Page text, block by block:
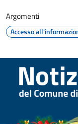
Argomenti
Accesso